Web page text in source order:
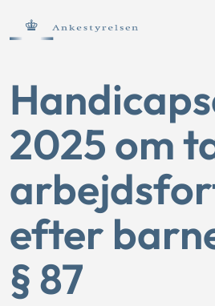
2025 om
efter
§ 87